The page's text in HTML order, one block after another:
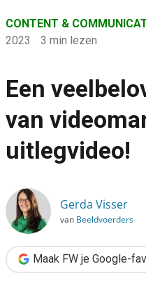
›
Content & Communicatie
›
Een veelbelovende vorm
CONTENT &
2023
3 min lezen
Een
van
uitlegvideo!
Gerda Visser
van Beeldvoerders
Maak FW je Google-